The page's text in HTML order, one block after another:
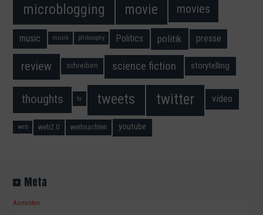
microblogging movie movies
music musik philosophy Politics politik presse
review schreiben science fiction storytelling
thoughts tv tweets twitter video
web web2.0 weihnachten youtube
Meta
Anmelden